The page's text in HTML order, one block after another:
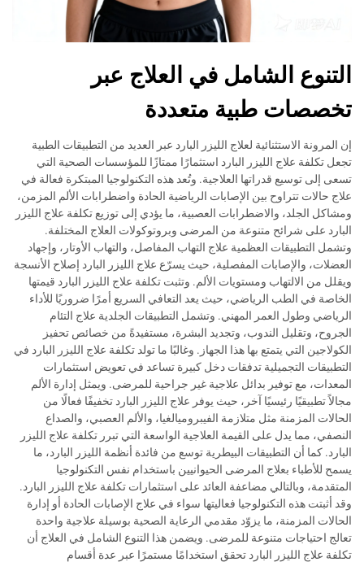
التنوع الشامل في العلاج عبر
تخصصات طبية متعددة
إن المرونة الاستثنائية لعلاج الليزر البارد عبر العديد من التطبيقات الطبية
تجعل تكلفة علاج الليزر البارد استثمارًا ممتازًا للمؤسسات الصحية التي
تسعى إلى توسيع قدراتها العلاجية. وتُعد هذه التكنولوجيا المبتكرة فعالة في
علاج حالات تتراوح بين الإصابات الرياضية الحادة واضطرابات الألم المزمن،
ومشاكل الجلد، والاضطرابات العصبية، ما يؤدي إلى توزيع تكلفة علاج الليزر
البارد على شرائح متنوعة من المرضى وبروتوكولات العلاج المختلفة.
وتشمل التطبيقات العظمية علاج التهاب المفاصل، والتهاب الأوتار، وإجهاد
العضلات، والإصابات المفصلية، حيث يسرّع علاج الليزر البارد إصلاح الأنسجة
ويقلل من الالتهاب ومستويات الألم. وتثبت تكلفة علاج الليزر البارد قيمتها
الخاصة في الطب الرياضي، حيث يعد التعافي السريع أمرًا ضروريًا للأداء
الرياضي وطول العمر المهني. وتشمل التطبيقات الجلدية علاج التئام
الجروح، وتقليل الندوب، وتجديد البشرة، مستفيدةً من خصائص تحفيز
الكولاجين التي يتمتع بها هذا الجهاز. وغالبًا ما تولد تكلفة علاج الليزر البارد في
التطبيقات التجميلية تدفقات دخل كبيرة تساعد في تعويض استثمارات
المعدات، مع توفير بدائل علاجية غير جراحية للمرضى. ويمثل إدارة الألم
مجالاً تطبيقيًا رئيسيًا آخر، حيث يوفر علاج الليزر البارد تخفيفًا فعالًا من
الحالات المزمنة مثل متلازمة الفيبروميالغيا، والألم العصبي، والصداع
النصفي، مما يدل على القيمة العلاجية الواسعة التي تبرر تكلفة علاج الليزر
البارد. كما أن التطبيقات البيطرية توسع من فائدة أنظمة الليزر البارد، ما
يسمح للأطباء بعلاج المرضى الحيوانيين باستخدام نفس التكنولوجيا
المتقدمة، وبالتالي مضاعفة العائد على استثمارات تكلفة علاج الليزر البارد.
وقد أثبتت هذه التكنولوجيا فعاليتها سواء في علاج الإصابات الحادة أو إدارة
الحالات المزمنة، ما يزوّد مقدمي الرعاية الصحية بوسيلة علاجية واحدة
تعالج احتياجات متنوعة للمرضى. ويضمن هذا التنوع الشامل في العلاج أن
تكلفة علاج الليزر البارد تحقق استخدامًا مستمرًا عبر عدة أقسام